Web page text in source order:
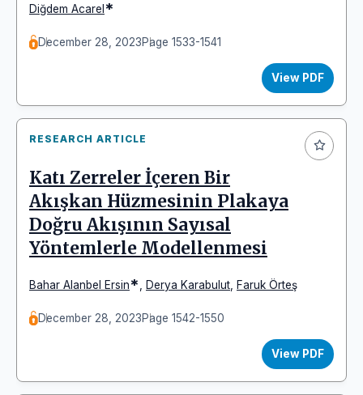
Diğdem Acarel *
December 28, 2023Page 1533-1541
View PDF
RESEARCH ARTICLE
Katı Zerreler İçeren Bir
Akışkan Hüzmesinin Plakaya
Doğru Akışının Sayısal
Yöntemlerle Modellenmesi
Bahar Alanbel Ersin* Derya Karabulut Faruk Örteş
December 28, 2023Page 1542-1550
View PDF